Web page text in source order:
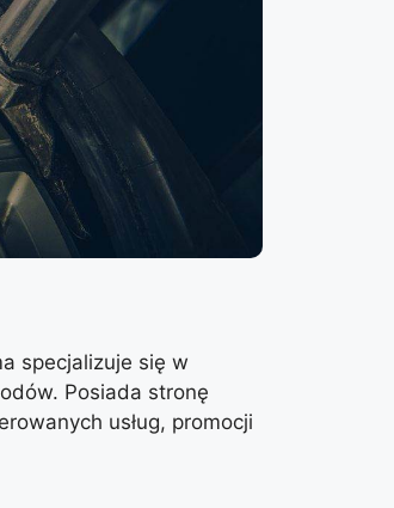
specjalizuje się w
Posiada stronę
usług, promocji